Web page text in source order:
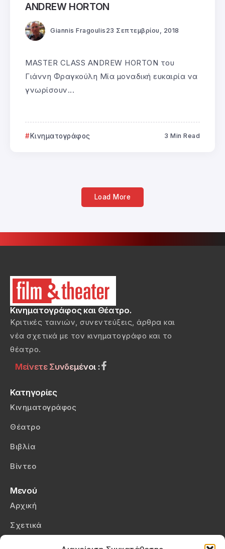
ANDREW HORTON
Giannis Fragoulis 23 Σεπτεμβρίου, 2018
MASTER CLASS ANDREW HORTON του
Γιάννη Φραγκούλη Mία μοναδική ευκαιρία να
γνωρίσουν...
Κινηματογράφος 3 Min Read
Load More
Κινηματογράφος και Θέατρο.
Κριτικές ταινιών, συνεντεύξεις, άρθρα και
νέα σχετικά με τον κινηματογράφο και το
θέατρο.
Μείνετε Συνδεμένοι :
Κατηγορίες
Κινηματογράφος
Θέατρο
Βιβλία
Βίντεο
Μενού
Αρχική
Σχετικά